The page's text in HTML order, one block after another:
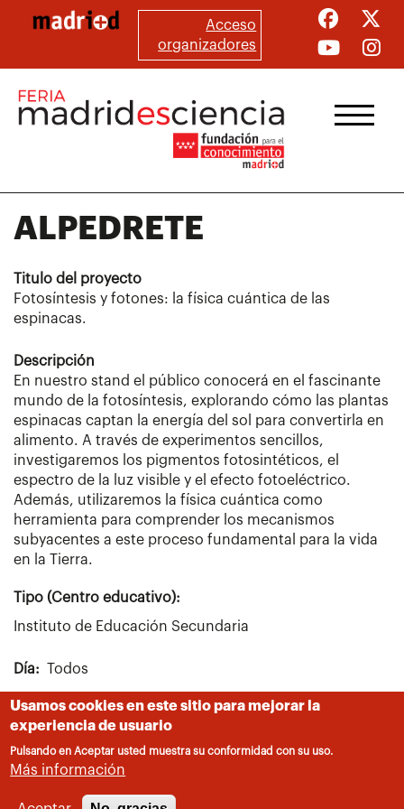
principal
Acceso
organizadores
ALPEDRETE
Titulo del proyecto
Fotosíntesis y fotones: la física cuántica de las
espinacas.
Descripción
En nuestro stand el público conocerá en el fascinante
mundo de la fotosíntesis, explorando cómo las plantas
espinacas captan la energía del sol para convertirla en
alimento. A través de experimentos sencillos,
investigaremos los pigmentos fotosintéticos, el
espectro de la luz visible y el efecto fotoeléctrico.
Además, utilizaremos la física cuántica como
herramienta para comprender los mecanismos
subyacentes a este proceso fundamental para la vida
en la Tierra.
Tipo (Centro educativo):
Instituto de Educación Secundaria
Día Todos
Número de stand 1B08
Localidad
Alpedrete
Usamos cookies en este sitio para mejorar la
experiencia de usuario
Pulsando en Aceptar usted muestra su conformidad con su uso.
Más información